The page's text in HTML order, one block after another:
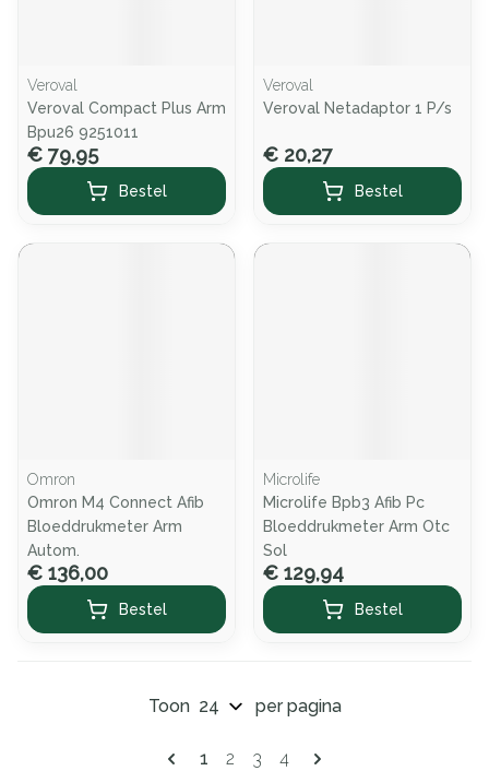
Veroval
Veroval Compact Plus Arm
Bpu26 9251011
€ 79,95
Bestel
Veroval
Veroval Netadaptor 1 P/s
€ 20,27
Bestel
Omron
Omron M4 Connect Afib
Bloeddrukmeter Arm
Autom.
€ 136,00
Bestel
Microlife
Microlife Bpb3 Afib Pc
Bloeddrukmeter Arm Otc
Sol
€ 129,94
Bestel
Pagina's
U lees momenteel pagina
1 Pagina
2 Pagina
3 Pagina
4
Toon per pagina